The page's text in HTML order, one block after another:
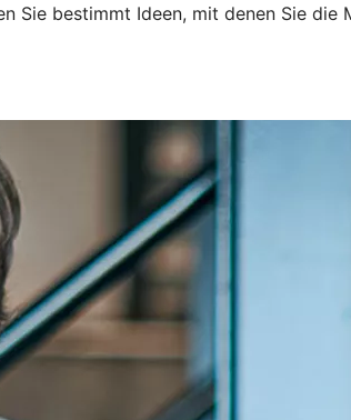
Sie bestimmt Ideen, mit denen Sie